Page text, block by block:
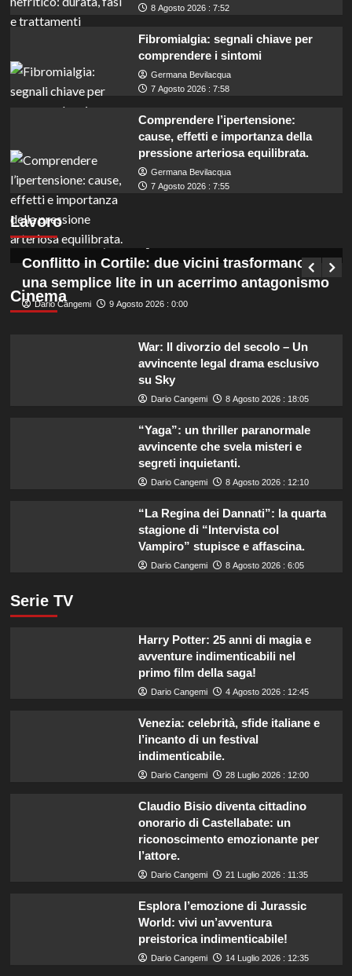
8 Agosto 2026 : 7:52
Fibromialgia: segnali chiave per
comprendere i sintomi
Germana Bevilacqua
7 Agosto 2026 : 7:58
Comprendere l’ipertensione:
cause, effetti e importanza della
pressione arteriosa equilibrata.
Germana Bevilacqua
7 Agosto 2026 : 7:55
Lavoro
Concorsi in Ogliastra: 12 posti per diplomati
e laureati con assunzioni a tempo
indeterminato.
Germana Bevilacqua
Cinema
Conflitto in Cortile: due vicini trasformano
una semplice lite in un acerrimo antagonismo
Dario Cangemi 9 Agosto 2026 : 0:00
War: Il divorzio del secolo – Un
avvincente legal drama esclusivo
su Sky
Dario Cangemi 8 Agosto 2026 : 18:05
“Yaga”: un thriller paranormale
avvincente che svela misteri e
segreti inquietanti.
Dario Cangemi 8 Agosto 2026 : 12:10
“La Regina dei Dannati”: la quarta
stagione di “Intervista col
Vampiro” stupisce e affascina.
Dario Cangemi 8 Agosto 2026 : 6:05
Serie TV
Harry Potter: 25 anni di magia e
avventure indimenticabili nel
primo film della saga!
Dario Cangemi 4 Agosto 2026 : 12:45
Venezia: celebrità, sfide italiane e
l’incanto di un festival
indimenticabile.
Dario Cangemi 28 Luglio 2026 : 12:00
Claudio Bisio diventa cittadino
onorario di Castellabate: un
riconoscimento emozionante per
l’attore.
Dario Cangemi 21 Luglio 2026 : 11:35
Esplora l’emozione di Jurassic
World: vivi un’avventura
preistorica indimenticabile!
Dario Cangemi 14 Luglio 2026 : 12:35